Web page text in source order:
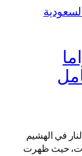
+20 كامل
في الهشيم
حيث ظهرت